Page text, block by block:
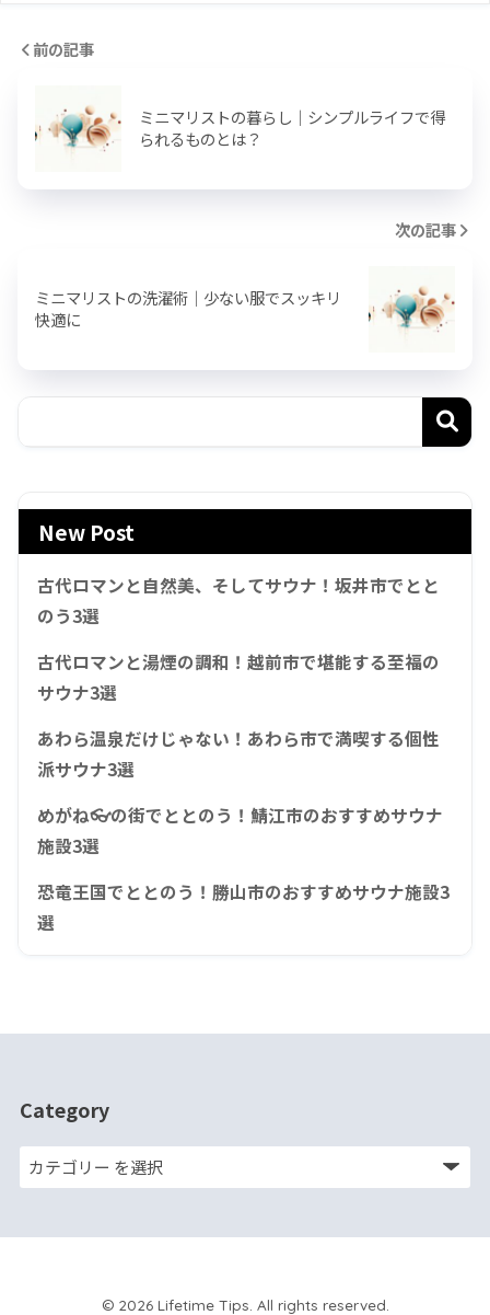
前の記事
ミニマリストの暮らし｜シンプルライフで得
られるものとは？
次の記事
ミニマリストの洗濯術｜少ない服でスッキリ
快適に
New Post
古代ロマンと自然美、そしてサウナ！坂井市でとと
のう3選
古代ロマンと湯煙の調和！越前市で堪能する至福の
サウナ3選
あわら温泉だけじゃない！あわら市で満喫する個性
派サウナ3選
めがね👓の街でととのう！鯖江市のおすすめサウナ
施設3選
恐竜王国でととのう！勝山市のおすすめサウナ施設3
選
Category
© 2026 Lifetime Tips. All rights reserved.